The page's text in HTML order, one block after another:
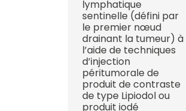
lymphatique
sentinelle (défini par
le premier nœud
drainant la tumeur) à
l’aide de techniques
d’injection
péritumorale de
produit de contraste
de type Lipiodol ou
produit iodé